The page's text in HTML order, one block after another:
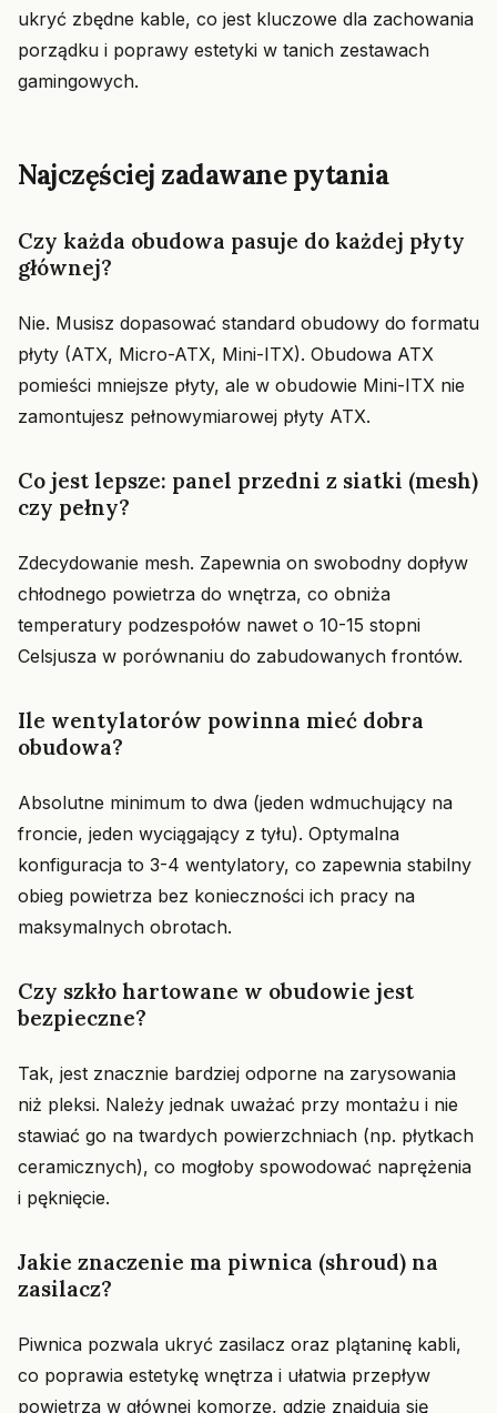
ukryć zbędne kable, co jest kluczowe dla zachowania
porządku i poprawy estetyki w tanich zestawach
gamingowych.
Najczęściej zadawane pytania
Czy każda obudowa pasuje do każdej płyty
głównej?
Nie. Musisz dopasować standard obudowy do formatu
płyty (ATX, Micro-ATX, Mini-ITX). Obudowa ATX
pomieści mniejsze płyty, ale w obudowie Mini-ITX nie
zamontujesz pełnowymiarowej płyty ATX.
Co jest lepsze: panel przedni z siatki (mesh)
czy pełny?
Zdecydowanie mesh. Zapewnia on swobodny dopływ
chłodnego powietrza do wnętrza, co obniża
temperatury podzespołów nawet o 10-15 stopni
Celsjusza w porównaniu do zabudowanych frontów.
Ile wentylatorów powinna mieć dobra
obudowa?
Absolutne minimum to dwa (jeden wdmuchujący na
froncie, jeden wyciągający z tyłu). Optymalna
konfiguracja to 3-4 wentylatory, co zapewnia stabilny
obieg powietrza bez konieczności ich pracy na
maksymalnych obrotach.
Czy szkło hartowane w obudowie jest
bezpieczne?
Tak, jest znacznie bardziej odporne na zarysowania
niż pleksi. Należy jednak uważać przy montażu i nie
stawiać go na twardych powierzchniach (np. płytkach
ceramicznych), co mogłoby spowodować naprężenia
i pęknięcie.
Jakie znaczenie ma piwnica (shroud) na
zasilacz?
Piwnica pozwala ukryć zasilacz oraz plątaninę kabli,
co poprawia estetykę wnętrza i ułatwia przepływ
powietrza w głównej komorze, gdzie znajdują się